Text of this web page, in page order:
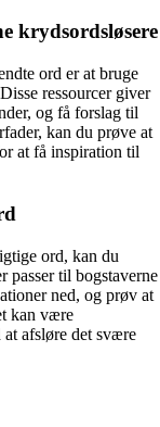
krydsordsløsere
ord er at bruge
ressourcer giver
og få forslag til
kan du prøve at
at få inspiration til
ord, kan du
passer til bogstaverne
ned, og prøv at
kan være
afsløre det svære